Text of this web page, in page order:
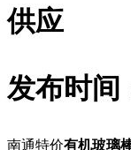
供应
发布时间
南通特价有机玻璃